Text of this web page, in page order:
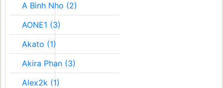
A Bình Nho (2)
AONE1 (3)
Akato (1)
Akira Phan (3)
Alex2k (1)